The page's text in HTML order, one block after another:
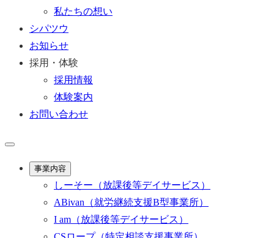
私たちの想い
シパツウ
お知らせ
採用・体験
採用情報
体験案内
お問い合わせ
事業内容
しーそー （放課後等デイサービス）
ABivan （就労継続支援B型事業所）
I am （放課後等デイサービス）